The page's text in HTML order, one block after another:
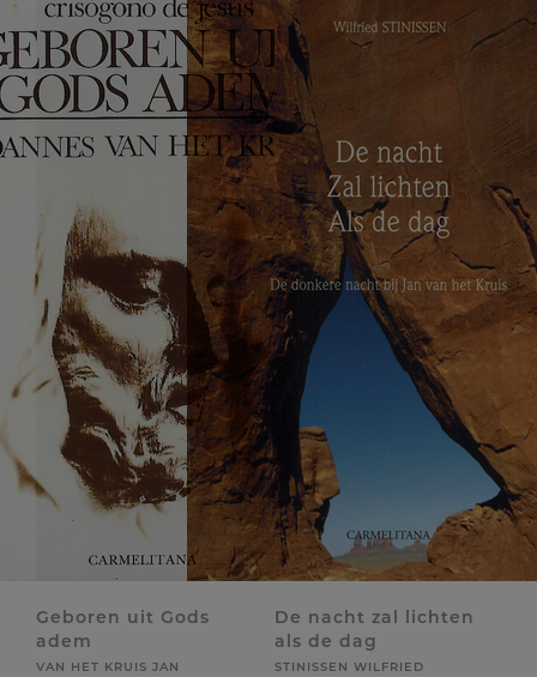
Geboren uit Gods
adem
VAN HET KRUIS JAN
De nacht zal lichten
als de dag
STINISSEN WILFRIED